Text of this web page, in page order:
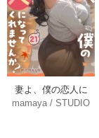
妻よ、僕の恋人に
なってくれません
mamaya /STUDIO